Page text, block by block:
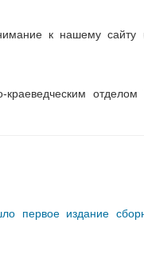
к нашему сайту
краеведческим
первое издание